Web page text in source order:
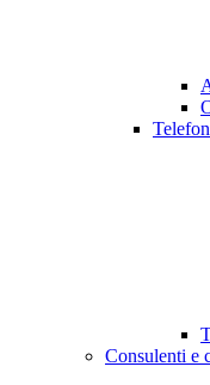
Consulenti e